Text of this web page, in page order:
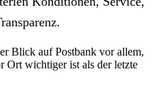
Blick auf Postbank vor allem,
Ort wichtiger ist als der letzte